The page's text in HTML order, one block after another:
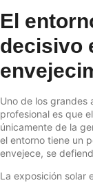
El
decisivo
Uno de los grandes
profesional es que
únicamente de la
el entorno tiene un
envejece, se
La exposición solar